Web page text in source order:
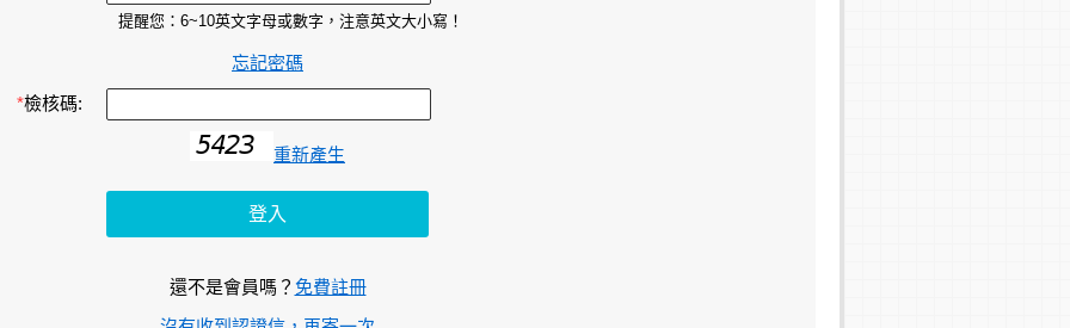
提醒您：6~10英文字母或數字，注意英文大小寫！
忘記密碼
*檢核碼:
重新產生
還不是會員嗎？ 免費註冊